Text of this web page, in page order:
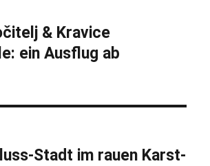
& Kravice
ein Ausflug ab
Stadt im rauen Karst-